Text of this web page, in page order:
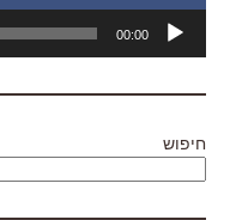
אודיו
00:00
חיפוש